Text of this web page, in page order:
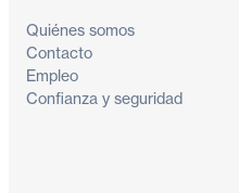
Quiénes somos
Contacto
Empleo
Confianza y seguridad